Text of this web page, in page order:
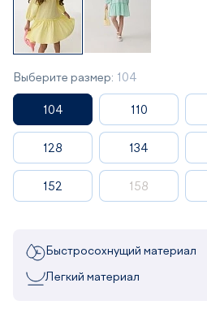
Выберите размер: 104
104 110
128 134
152 158
Быстросохнущий материал
Легкий материал